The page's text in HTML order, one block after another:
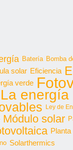
Batería Bomba
solar Eficiencia
verde
La energía
Ley de
Módulo solar
Solarthermics